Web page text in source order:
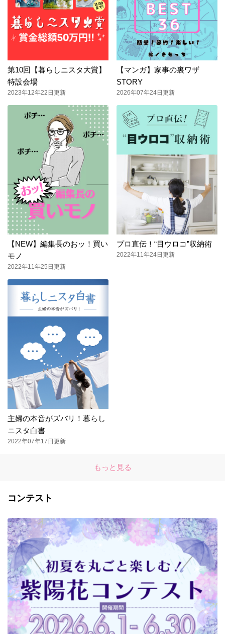
第10回【暮らしニスタ大賞】
特設会場
2023年12年22日更新
【マンガ】家事の裏ワザ
STORY
2026年07年24日更新
【NEW】編集長のおッ！買い
モノ
2022年11年25日更新
プロ直伝！“目ウロコ”収納術
2022年11年24日更新
主婦の本音がズバリ！暮らし
ニスタ白書
2022年07年17日更新
もっと見る
コンテスト